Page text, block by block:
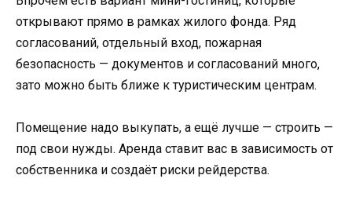
открывают прямо в рамках жилого фонда. Ряд
согласований, отдельный вход, пожарная
безопасность — документов и согласований много,
зато можно быть ближе к туристическим центрам.
Помещение надо выкупать, а ещё лучше — строить —
под свои нужды. Аренда ставит вас в зависимость от
собственника и создаёт риски рейдерства.